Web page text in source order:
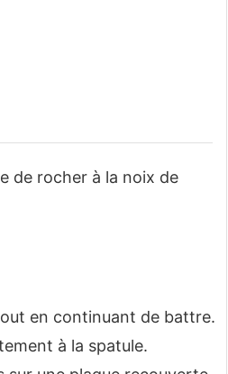
de rocher à la noix de
en continuant de battre.
à la spatule.